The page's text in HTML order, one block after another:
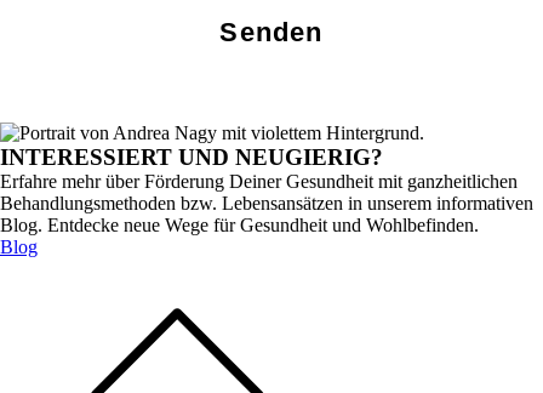
INTERESSIERT UND NEUGIERIG?
Erfahre mehr über Förderung Deiner Gesundheit mit ganzheitlichen
Behandlungsmethoden bzw. Lebensansätzen in unserem informativen
Blog. Entdecke neue Wege für Gesundheit und Wohlbefinden.
Blog